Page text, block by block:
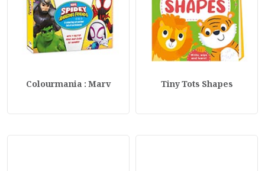
Tiny Tots Shapes
Colourmania : Marv